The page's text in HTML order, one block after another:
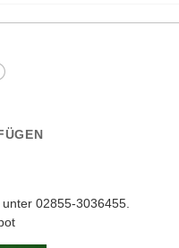
02855-3036455.